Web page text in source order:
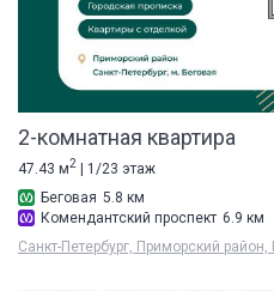
2-комнатная квартира
47.43 м2 | 1/23 этаж
Беговая 5.8 км
Комендантский проспект 6.9 км
Санкт-Петербург, Приморский